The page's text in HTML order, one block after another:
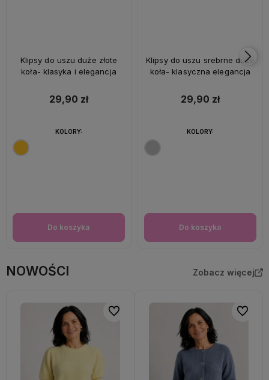
Klipsy do uszu duże złote
koła- klasyka i elegancja
29,90 zł
Do koszyka
KOLORY:
Klipsy do uszu srebrne duże
koła- klasyczna elegancja
29,90 zł
Do koszyka
KOLORY:
NOWOŚCI Zobacz więcej
Do ulubionych Do